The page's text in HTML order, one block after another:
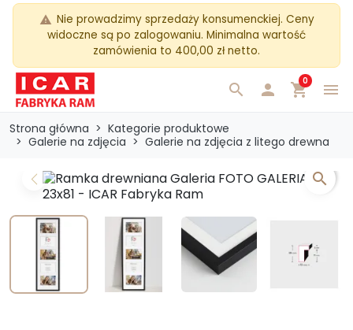
warning Nie prowadzimy sprzedaży konsumenckiej. Ceny
widoczne są po zalogowaniu. Minimalna wartość
zamówienia to 400,00 zł netto.
menu
search  shopping_cart
0
Strona główna
Kategorie produktowe
Galerie na zdjęcia
Galerie na zdjęcia z litego drewna
Previous Next
search